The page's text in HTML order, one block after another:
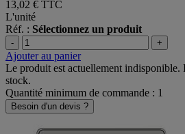
13,02 € TTC
L'unité
Réf. : Sélectionnez un produit
- +
Ajouter au panier
Le produit est actuellement indisponible.
stock.
Quantité minimum de commande : 1
Besoin d'un devis ?